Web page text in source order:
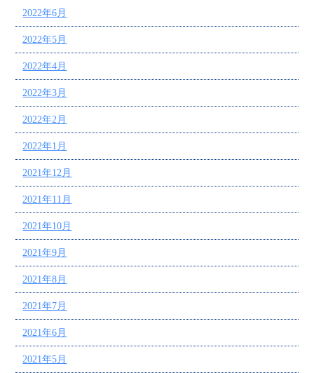
2022年6月
2022年5月
2022年4月
2022年3月
2022年2月
2022年1月
2021年12月
2021年11月
2021年10月
2021年9月
2021年8月
2021年7月
2021年6月
2021年5月